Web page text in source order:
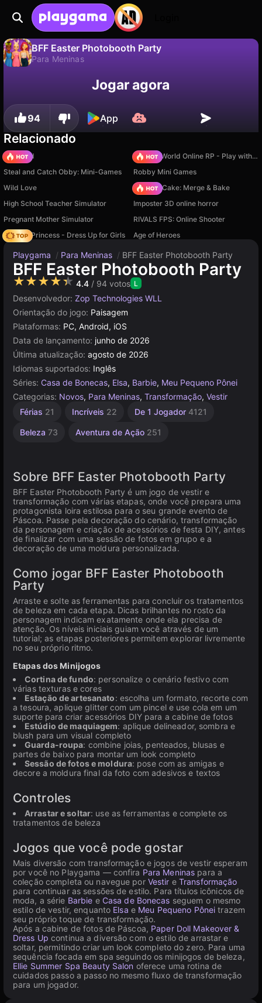
BFF Easter Photobooth Party
Para Meninas
Salve o progresso!Jogar agora
94 App
Relacionado
TB World
Sprunki World Online RP - Play with Friends!
Steal and Catch Obby: Mini-Games
Robby Mini Games
Wild Love
Piece of Cake: Merge & Bake
High School Teacher Simulator
Imposter 3D online horror
Pregnant Mother Simulator
RIVALS FPS: Online Shooter
Fashion Princess - Dress Up for Girls
Age of Heroes
Playgama / Para Meninas / BFF Easter Photobooth Party
BFF Easter Photobooth Party
★★★★★ 4.4 / 94 votos L
Desenvolvedor: Zop Technologies WLL
Orientação do jogo: Paisagem
Plataformas: PC, Android, iOS
Data de lançamento: junho de 2026
Última atualização: agosto de 2026
Idiomas suportados: Inglês
Séries: Casa de Bonecas, Elsa, Barbie, Meu Pequeno Pônei
Categorias: Novos, Para Meninas, Transformação, Vestir
Férias 21 Incríveis 22 De 1 Jogador 4121
Beleza 73 Aventura de Ação 251
Sobre BFF Easter Photobooth Party
BFF Easter Photobooth Party é um jogo de vestir e
transformação com várias etapas, onde você prepara uma
protagonista loira estilosa para o seu grande evento de
Páscoa. Passe pela decoração do cenário, transformação
da personagem e criação de acessórios de festa DIY, antes
de finalizar com uma sessão de fotos em grupo e a
decoração de uma moldura personalizada.
Como jogar BFF Easter Photobooth
Party
Arraste e solte as ferramentas para concluir os tratamentos
de beleza em cada etapa. Dicas brilhantes no rosto da
personagem indicam exatamente onde ela precisa de
atenção. Os níveis iniciais guiam você através de um
tutorial; as etapas posteriores permitem explorar livremente
no seu próprio ritmo.
Etapas dos Minijogos
Cortina de fundo: personalize o cenário festivo com
várias texturas e cores
Estação de artesanato: escolha um formato, recorte com
a tesoura, aplique glitter com um pincel e use cola em um
suporte para criar acessórios DIY para a cabine de fotos
Estúdio de maquiagem: aplique delineador, sombra e
blush para um visual completo
Guarda-roupa: combine joias, penteados, blusas e
partes de baixo para montar um look completo
Sessão de fotos e moldura: pose com as amigas e
decore a moldura final da foto com adesivos e textos
Controles
Arrastar e soltar: use as ferramentas e complete os
tratamentos de beleza
Jogos que você pode gostar
Mais diversão com transformação e jogos de vestir esperam
por você no Playgama — confira Para Meninas para a
coleção completa ou navegue por Vestir e Transformação
para continuar as sessões de estilo. Para títulos icônicos de
moda, a série Barbie e Casa de Bonecas seguem o mesmo
estilo de vestir, enquanto Elsa e Meu Pequeno Pônei trazem
seu próprio toque de transformação.
Após a cabine de fotos de Páscoa, Paper Doll Makeover &
Dress Up continua a diversão com o estilo de arrastar e
soltar, permitindo criar um look completo do zero. Para uma
sequência focada em spa seguindo os minijogos de beleza,
Ellie Summer Spa Beauty Salon oferece uma rotina de
cuidados passo a passo no mesmo fluxo de transformação
para um jogador.